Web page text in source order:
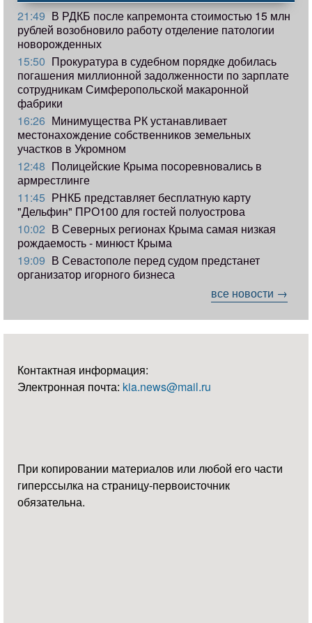
21:49 В РДКБ после капремонта стоимостью 15 млн
рублей возобновило работу отделение патологии
новорожденных
15:50 Прокуратура в судебном порядке добилась
погашения миллионной задолженности по зарплате
сотрудникам Симферопольской макаронной
фабрики
16:26 Минимущества РК устанавливает
местонахождение собственников земельных
участков в Укромном
12:48 Полицейские Крыма посоревновались в
армрестлинге
11:45 РНКБ представляет бесплатную карту
"Дельфин" ПРО100 для гостей полуострова
10:02 В Северных регионах Крыма самая низкая
рождаемость - минюст Крыма
19:09 В Севастополе перед судом предстанет
организатор игорного бизнеса
все новости →
Контактная информация:
Электронная почта: kia.news@mail.ru
При копировании материалов или любой его части
гиперссылка на страницу-первоисточник
обязательна.